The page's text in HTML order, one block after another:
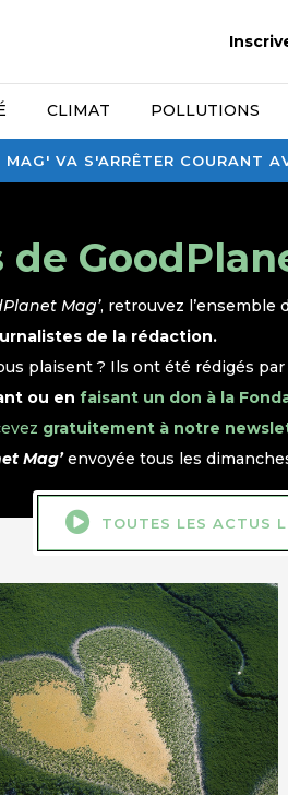
VA S'ARRÊTER COURANT
CLIMAT POLLUTIONS
Mag’, retrouvez l’ensemble
de la rédaction.
plaisent ? Ils ont été rédigés
ou enfaisant un don à la
gratuitement à notre
Mag’ envoyée tous les
TOUTES LES ACTUS